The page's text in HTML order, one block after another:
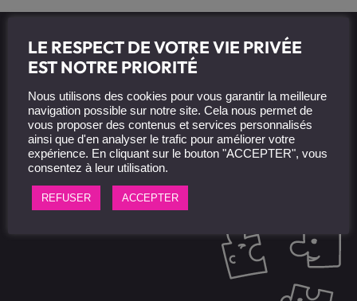
Valeurs et équipe
Notre équipe est composée de profils expérimentés et
complémentaires : dessinateurs, illustrateurs, motion
designers, web designers, concepteurs pédagogiques,
chefs de projet.
Au quotidien, notre performance gravite autour de nos
valeurs : l’Écoute, l’Optimisme, la Curiosité, le Respect.
LE RESPECT DE VOTRE VIE PRIVÉE
EST NOTRE PRIORITÉ
Nous utilisons des cookies pour vous garantir la meilleure
navigation possible sur notre site. Cela nous permet de
vous proposer des contenus et services personnalisés
ainsi que d'en analyser le trafic pour améliorer votre
expérience. En cliquant sur le bouton "ACCEPTER", vous
consentez à leur utilisation.
REFUSER ACCEPTER